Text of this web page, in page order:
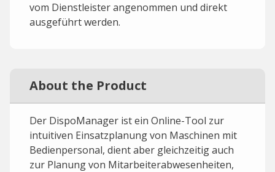
vom Dienstleister angenommen und direkt
ausgeführt werden.
About the Product
Der DispoManager ist ein Online-Tool zur
intuitiven Einsatzplanung von Maschinen mit
Bedienpersonal, dient aber gleichzeitig auch
zur Planung von Mitarbeiterabwesenheiten,